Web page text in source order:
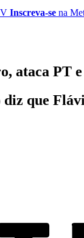
Inscreva-se na
ataca PT
que